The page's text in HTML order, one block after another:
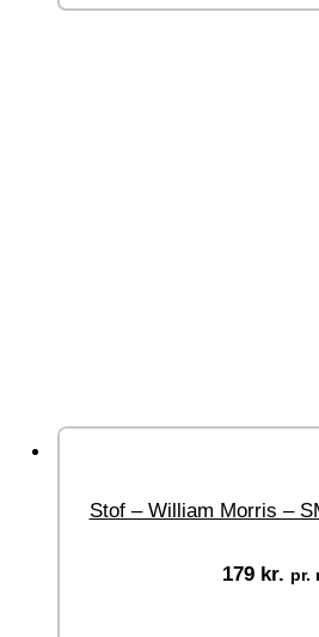
Stof – William Morris –
179 kr. pr.